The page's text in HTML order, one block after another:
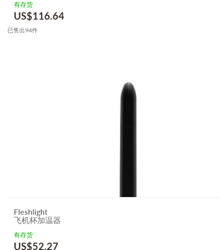
有存货
US$116.64
已售出94件
Fleshlight
飞机杯加温器
有存货
US$52.27